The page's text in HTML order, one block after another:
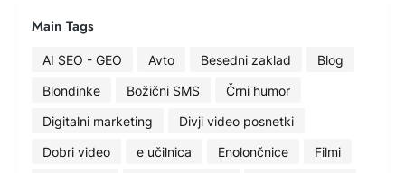
Main Tags
AI SEO - GEO Avto Besedni zaklad
Blog
Blondinke
Božični SMS
Črni humor
Digitalni marketing
Divji video posnetki
Dobri video
e učilnica Enolončnice
Filmi